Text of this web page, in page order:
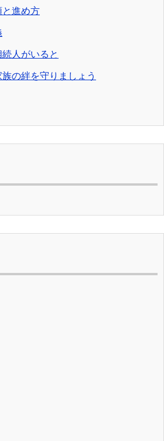
と進め方
人がいると
族の絆を守りましょう